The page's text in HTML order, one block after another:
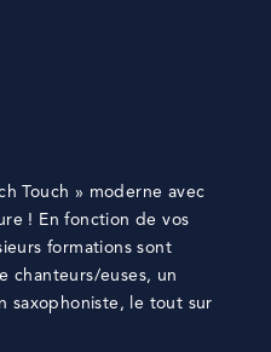
Touch » moderne avec
! En fonction de vos
formations sont
chanteurs/euses, un
saxophoniste, le tout sur